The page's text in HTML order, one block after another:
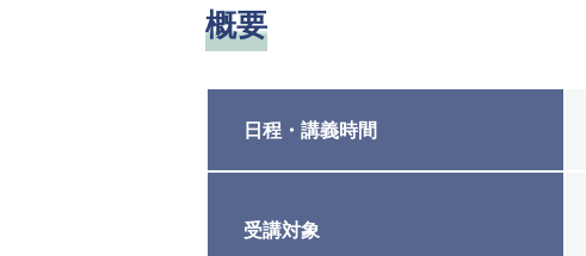
概要
日程・講義時間
受講対象